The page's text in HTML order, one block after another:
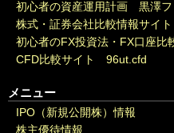
初心者の資産運用計画 黒澤フ
株式・証券会社比較情報サイ
初心者のFX投資法・FX口座比
CFD比較サイト 96ut.cfd
メニュー
IPO（新規公開株）情報
株主優待情報